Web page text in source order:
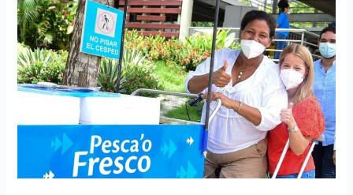
Mujeres
del
Atlántico
reciben
carritos
vender
pescado